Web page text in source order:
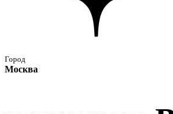
Город
Москва